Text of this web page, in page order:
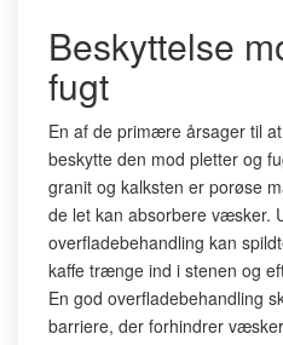
Beskyttelse
fugt
En af de primære årsager til
beskytte den mod pletter og
granit og kalksten er porøse
de let kan absorbere væsker.
overfladebehandling kan
kaffe trænge ind i stenen og
En god overfladebehandling
barriere, der forhindrer